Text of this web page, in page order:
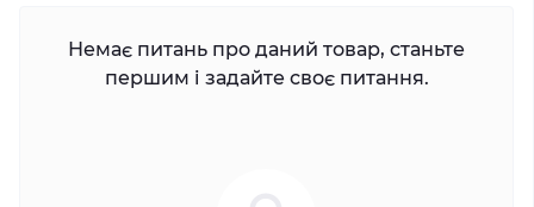
Немає питань про даний товар, станьте
першим і задайте своє питання.